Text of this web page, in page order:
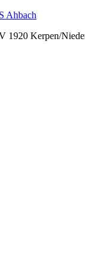
1920 Kerpen/